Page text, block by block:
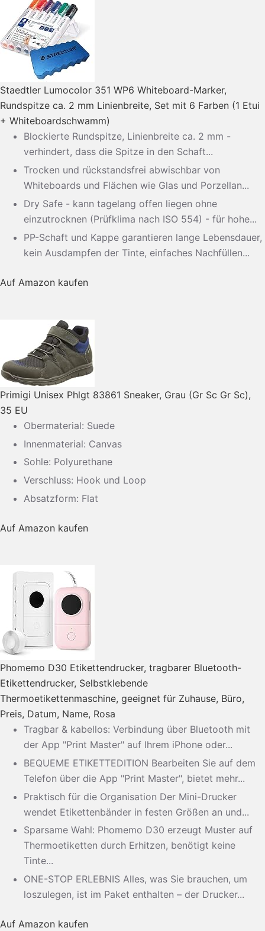
Staedtler Lumocolor 351 WP6 Whiteboard-Marker,
Rundspitze ca. 2 mm Linienbreite, Set mit 6 Farben (1 Etui
+ Whiteboardschwamm)
Blockierte Rundspitze, Linienbreite ca. 2 mm -
verhindert, dass die Spitze in den Schaft...
Trocken und rückstandsfrei abwischbar von
Whiteboards und Flächen wie Glas und Porzellan...
Dry Safe - kann tagelang offen liegen ohne
einzutrocknen (Prüfklima nach ISO 554) - für hohe...
PP-Schaft und Kappe garantieren lange Lebensdauer,
kein Ausdampfen der Tinte, einfaches Nachfüllen...
Auf Amazon kaufen
Primigi Unisex Phlgt 83861 Sneaker, Grau (Gr Sc Gr Sc),
35 EU
Obermaterial: Suede
Innenmaterial: Canvas
Sohle: Polyurethane
Verschluss: Hook und Loop
Absatzform: Flat
Auf Amazon kaufen
Phomemo D30 Etikettendrucker, tragbarer Bluetooth-
Etikettendrucker, Selbstklebende
Thermoetikettenmaschine, geeignet für Zuhause, Büro,
Preis, Datum, Name, Rosa
Tragbar & kabellos: Verbindung über Bluetooth mit
der App "Print Master" auf Ihrem iPhone oder...
BEQUEME ETIKETTEDITION Bearbeiten Sie auf dem
Telefon über die App "Print Master", bietet mehr...
Praktisch für die Organisation Der Mini-Drucker
wendet Etikettenbänder in festen Größen an und...
Sparsame Wahl: Phomemo D30 erzeugt Muster auf
Thermoetiketten durch Erhitzen, benötigt keine
Tinte...
ONE-STOP ERLEBNIS Alles, was Sie brauchen, um
loszulegen, ist im Paket enthalten – der Drucker...
Auf Amazon kaufen